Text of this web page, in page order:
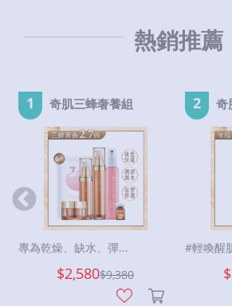
熱銷推薦
1 奇肌三蜂奢養組
專為乾燥、缺水、彈...
$2,580$9,380
2
#輕喚醒